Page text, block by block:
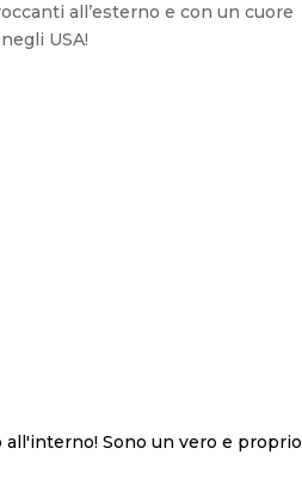
all’esterno e con un cuore
USA!
Sono un vero e proprio